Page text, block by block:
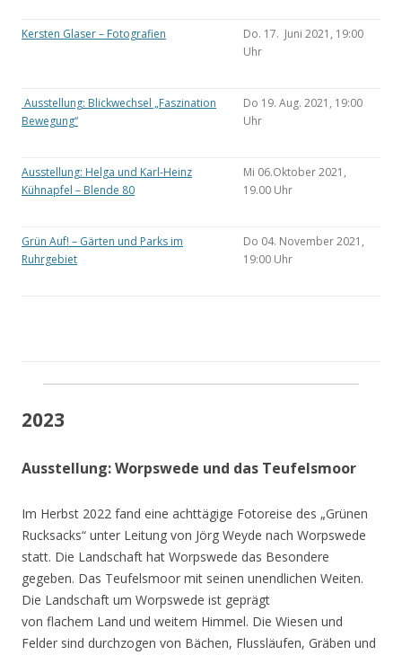
Kersten Glaser – Fotografien
Do. 17. Juni 2021, 19:00
Uhr
Ausstellung: Blickwechsel „Faszination
Bewegung“
Do 19. Aug. 2021, 19:00
Uhr
Ausstellung: Helga und Karl-Heinz
Kühnapfel – Blende 80
Mi 06.Oktober 2021,
19.00 Uhr
Grün Auf! – Gärten und Parks im
Ruhrgebiet
Do 04. November 2021,
19:00 Uhr
2023
Ausstellung: Worpswede und das Teufelsmoor
Im Herbst 2022 fand eine achttägige Fotoreise des „Grünen
Rucksacks“ unter Leitung von Jörg Weyde nach Worpswede
statt. Die Landschaft hat Worpswede das Besondere
gegeben. Das Teufelsmoor mit seinen unendlichen Weiten.
Die Landschaft um Worpswede ist geprägt
von flachem Land und weitem Himmel. Die Wiesen und
Felder sind durchzogen von Bächen, Flussläufen, Gräben und